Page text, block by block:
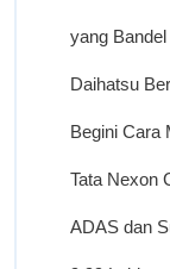
yang
Daihatsu
Begini Cara
Tata Nexon
ADAS dan